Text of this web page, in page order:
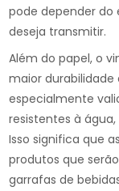
pode depender do
deseja transmitir.
Além do papel, o
maior durabilidade
especialmente
resistentes à
Isso significa que
produtos que
garrafas de